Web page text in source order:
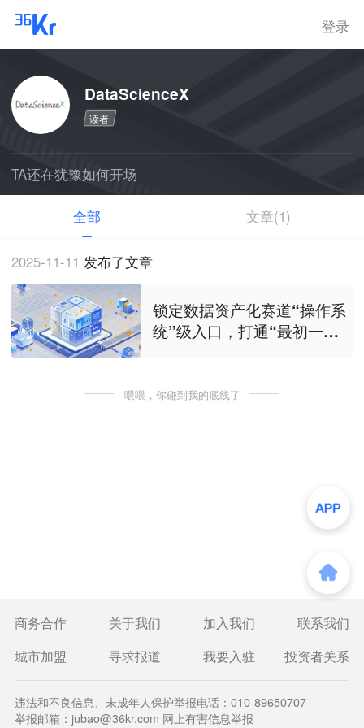
登录
DataScienceX
读者
TA还在犹豫如何开场
全部 文章(1)
2025-11-11 发布了文章
锁定数据资产化赛道“操作系
统”级入口，打通“最初一公
喂喂，你碰到我的底线了
商务合作 关于我们 加入我们
联系我们
城市加盟
寻求报道 我要入驻 投资者关系
违法和不良信息、未成年人保护举报电话：010-89650707
举报邮箱：jubao@36kr.com 网上有害信息举报